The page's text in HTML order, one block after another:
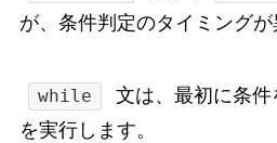
が、条件判定のタイミングが
while
文は、最初に条
を実行します。